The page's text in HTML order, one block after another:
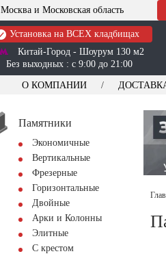
Москва и Московская область
Установка на ВСЕХ кладбищах
Китай-Город - Шоурум 130 м2
Без выходных : с 9:00 до 21:00
О КОМПАНИИ
Памятники
Экономичные
Вертикальные
Фрезерные
Горизонтальные
Двойные
Арки и Колонны
Элитные
С крестом